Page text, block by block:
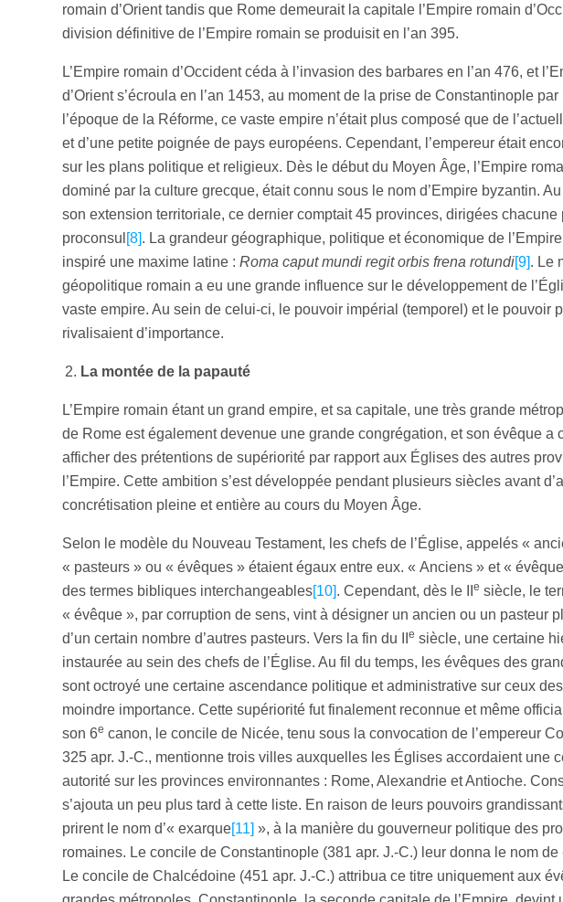
romain d’Orient tandis que Rome demeurait la capitale l’Empire romain
division définitive de l’Empire romain se produisit en l’an 395.
L’Empire romain d’Occident céda à l’invasion des barbares en l’an 476, et
d’Orient s’écroula en l’an 1453, au moment de la prise de Constantinople par
l’époque de la Réforme, ce vaste empire n’était plus composé que de
et d’une petite poignée de pays européens. Cependant, l’empereur était
sur les plans politique et religieux. Dès le début du Moyen Âge, l’Empire
dominé par la culture grecque, était connu sous le nom d’Empire byzantin.
son extension territoriale, ce dernier comptait 45 provinces, dirigées chacune
proconsul [8]. La grandeur géographique, politique et économique de
inspiré une maxime latine : Roma caput mundi regit orbis frena rotundi[9]. Le
géopolitique romain a eu une grande influence sur le développement de
vaste empire. Au sein de celui-ci, le pouvoir impérial (temporel) et le pouvoir
rivalisaient d’importance.
La montée de la papauté
L’Empire romain étant un grand empire, et sa capitale, une très grande
de Rome est également devenue une grande congrégation, et son évêque a
afficher des prétentions de supériorité par rapport aux Églises des autres
l’Empire. Cette ambition s’est développée pendant plusieurs siècles avant
concrétisation pleine et entière au cours du Moyen Âge.
Selon le modèle du Nouveau Testament, les chefs de l’Église, appelés «
« pasteurs » ou « évêques » étaient égaux entre eux. « Anciens » et «
des termes bibliques interchangeables[10]. Cependant, dès le II e siècle, le
« évêque », par corruption de sens, vint à désigner un ancien ou un pasteur
d’un certain nombre d’autres pasteurs. Vers la fin du II
e siècle, une certaine
instaurée au sein des chefs de l’Église. Au fil du temps, les évêques des
sont octroyé une certaine ascendance politique et administrative sur ceux
moindre importance. Cette supériorité fut finalement reconnue et même
son 6e canon, le concile de Nicée, tenu sous la convocation de l’empereur
325 apr. J.-C., mentionne trois villes auxquelles les Églises accordaient une
autorité sur les provinces environnantes : Rome, Alexandrie et Antioche.
s’ajouta un peu plus tard à cette liste. En raison de leurs pouvoirs
prirent le nom d’« exarque[11] », à la manière du gouverneur politique des
romaines. Le concile de Constantinople (381 apr. J.-C.) leur donna le nom de
Le concile de Chalcédoine (451 apr. J.-C.) attribua ce titre uniquement aux